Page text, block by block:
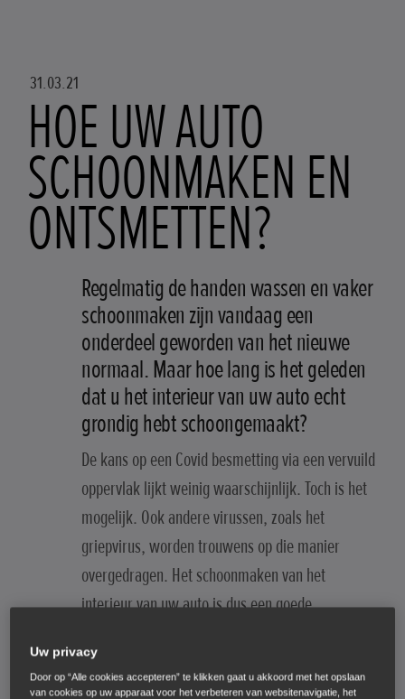
31.03.21
HOE UW AUTO
SCHOONMAKEN EN
ONTSMETTEN?
Regelmatig de handen wassen en vaker
schoonmaken zijn vandaag een
onderdeel geworden van het nieuwe
normaal. Maar hoe lang is het geleden
dat u het interieur van uw auto echt
grondig hebt schoongemaakt?
De kans op een Covid besmetting via een vervuild
oppervlak lijkt weinig waarschijnlijk. Toch is het
mogelijk. Ook andere virussen, zoals het
griepvirus, worden trouwens op die manier
overgedragen. Het schoonmaken van het
interieur van uw auto is dus een goede
door meerdere personen.
Uw privacy
Door op “Alle cookies accepteren” te klikken gaat u akkoord met het opslaan
van cookies op uw apparaat voor het verbeteren van websitenavigatie, het